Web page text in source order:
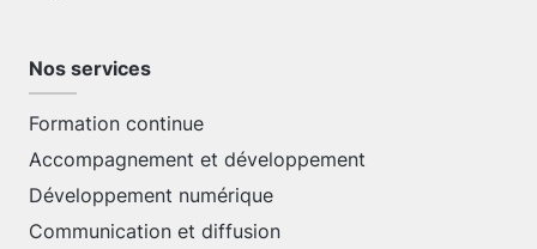
Nos services
Formation continue
Accompagnement et développement
Développement numérique
Communication et diffusion